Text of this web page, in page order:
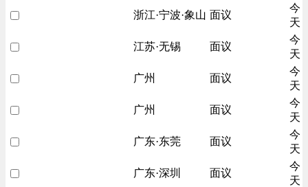
浙江·宁波·象山 面议
今
天
江苏·无锡 面议
今
天
广州 面议
今
天
广州 面议
今
天
广东·东莞 面议
今
天
广东·深圳 面议
今
天